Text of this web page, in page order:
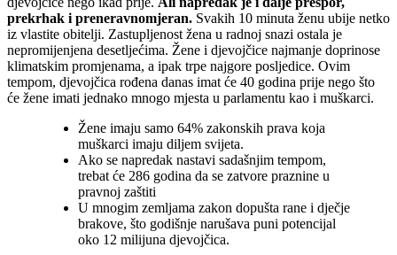
prekrhak i preneravnomjeran. Svakih 10 minuta ženu ubije netko
iz vlastite obitelji. Zastupljenost žena u radnoj snazi ​​ostala je
nepromijenjena desetljećima. Žene i djevojčice najmanje doprinose
klimatskim promjenama, a ipak trpe najgore posljedice. Ovim
tempom, djevojčica rođena danas imat će 40 godina prije nego što
će žene imati jednako mnogo mjesta u parlamentu kao i muškarci.
Žene imaju samo 64% zakonskih prava koja
muškarci imaju diljem svijeta.
Ako se napredak nastavi sadašnjim tempom,
trebat će 286 godina da se zatvore praznine u
pravnoj zaštiti
U mnogim zemljama zakon dopušta rane i dječje
brakove, što godišnje narušava puni potencijal
oko 12 milijuna djevojčica.